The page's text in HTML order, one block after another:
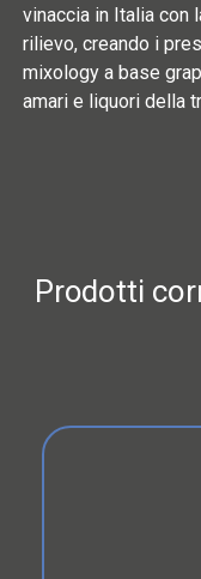
vinaccia in Italia con
rilievo, creando i
mixology a base
amari e liquori della
Prodotti